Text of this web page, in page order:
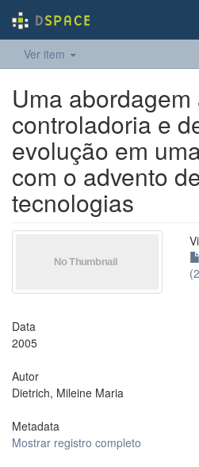
Ver item
Uma
controladoria e
evolução em
com o advento
tecnologias
Data
2005
Autor
Dietrich, Mileine Maria
Metadata
Mostrar registro completo